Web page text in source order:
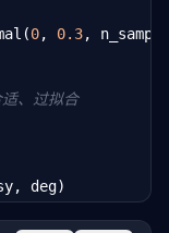
0, 0.3,
、过拟合
deg)